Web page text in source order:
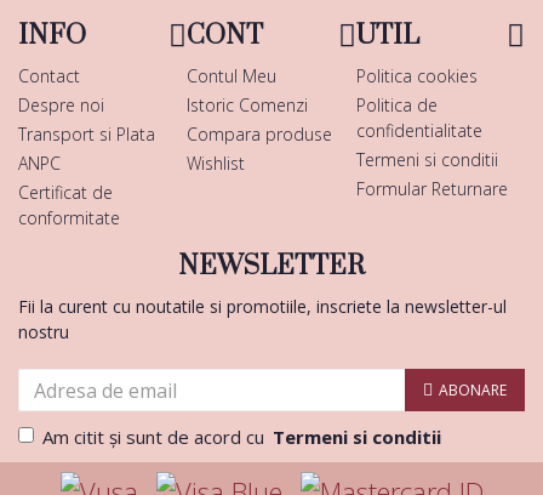
INFO
Contact
Despre noi
Transport si Plata
ANPC
Certificat de
conformitate
CONT
Contul Meu
Istoric Comenzi
Compara produse
Wishlist
UTIL
Politica cookies
Politica de
confidentialitate
Termeni si conditii
Formular Returnare
NEWSLETTER
Fii la curent cu noutatile si promotiile, inscriete la newsletter-ul
nostru
ABONARE
Am citit şi sunt de acord cu Termeni si conditii